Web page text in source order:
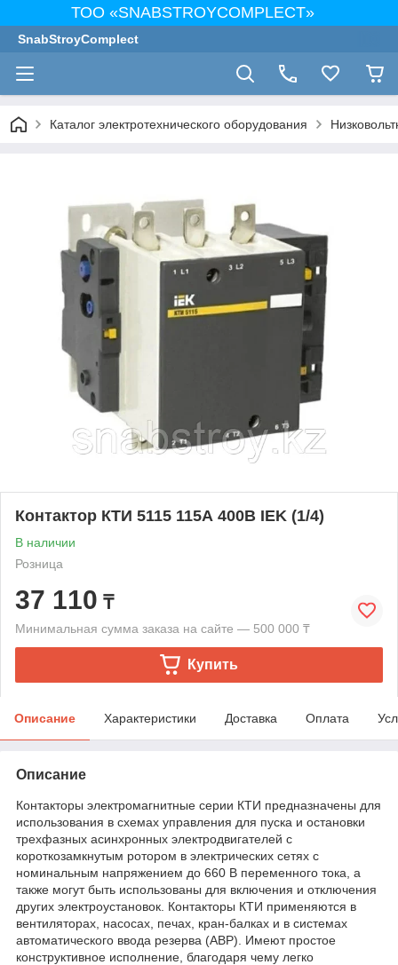
ТОО «SNABSTROYCOMPLECT»
SnabStroyComplect
Каталог электротехнического оборудования
Контактор КТИ 5115 115А 400В IEK (1/4)
В наличии
Розница
37 110 ₸
Минимальная сумма заказа на сайте — 500 000 ₸
Купить
Описание Характеристики Доставка Оплата
Описание
Контакторы электромагнитные серии КТИ предназначены для
использования в схемах управления для пуска и остановки
трехфазных асинхронных электродвигателей с
короткозамкнутым ротором в электрических сетях с
номинальным напряжением до 660 В переменного тока, а
также могут быть использованы для включения и отключения
других электроустановок. Контакторы КТИ применяются в
вентиляторах, насосах, печах, кран-балках и в системах
автоматического ввода резерва (АВР). Имеют простое
конструктивное исполнение, благодаря чему легко